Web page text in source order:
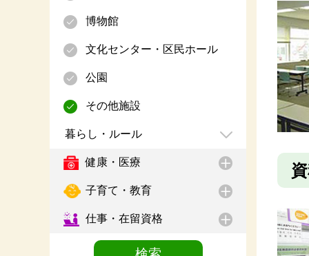
博物館
文化センター・区民ホール
公園
その他施設
暮らし・ルール
健康・医療
子育て・教育
仕事・在留資格